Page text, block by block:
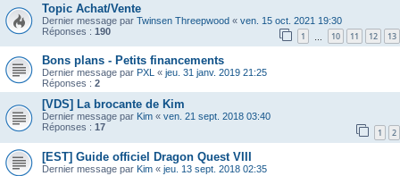
Topic Achat/Vente
Dernier message par Twinsen Threepwood « ven. 15 oct. 2021 19:30
Réponses : 190 1 10 11 12 13
Bons plans - Petits financements
Dernier message par PXL « jeu. 31 janv. 2019 21:25
Réponses : 2
[VDS] La brocante de Kim
Dernier message par Kim « ven. 21 sept. 2018 03:40
Réponses : 17 1 2
[EST] Guide officiel Dragon Quest VIII
Dernier message par Kim « jeu. 13 sept. 2018 02:35